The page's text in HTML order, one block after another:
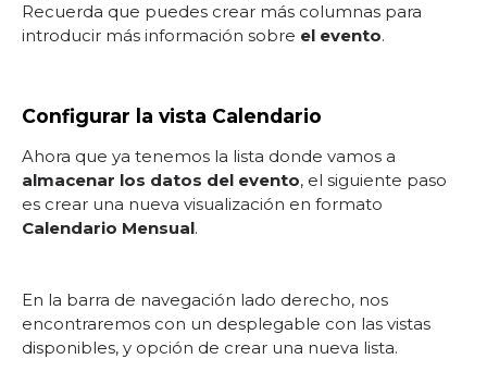
Recuerda que puedes crear más columnas para
introducir más información sobre el evento.
Configurar la vista Calendario
Ahora que ya tenemos la lista donde vamos a
almacenar los datos del evento, el siguiente paso
es crear una nueva visualización en formato
Calendario Mensual.
En la barra de navegación lado derecho, nos
encontraremos con un desplegable con las vistas
disponibles, y opción de crear una nueva lista.